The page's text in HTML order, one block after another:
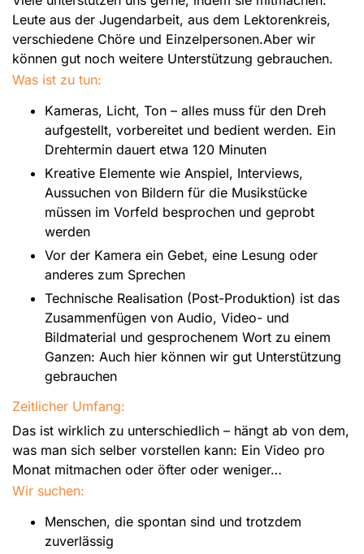
Leute aus der Jugendarbeit, aus dem Lektorenkreis,
verschiedene Chöre und Einzelpersonen.Aber wir
können gut noch weitere Unterstützung gebrauchen.
Was ist zu tun:
Kameras, Licht, Ton – alles muss für den Dreh
aufgestellt, vorbereitet und bedient werden. Ein
Drehtermin dauert etwa 120 Minuten
Kreative Elemente wie Anspiel, Interviews,
Aussuchen von Bildern für die Musikstücke
müssen im Vorfeld besprochen und geprobt
werden
Vor der Kamera ein Gebet, eine Lesung oder
anderes zum Sprechen
Technische Realisation (Post-Produktion) ist das
Zusammenfügen von Audio, Video- und
Bildmaterial und gesprochenem Wort zu einem
Ganzen: Auch hier können wir gut Unterstützung
gebrauchen
Zeitlicher Umfang:
Das ist wirklich zu unterschiedlich – hängt ab von dem,
was man sich selber vorstellen kann: Ein Video pro
Monat mitmachen oder öfter oder weniger…
Wir suchen:
Menschen, die spontan sind und trotzdem
zuverlässig